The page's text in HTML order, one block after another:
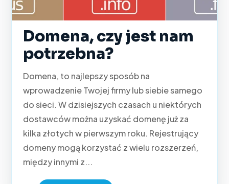
Domena, czy jest nam
potrzebna?
Domena, to najlepszy sposób na
wprowadzenie Twojej firmy lub siebie samego
do sieci. W dzisiejszych czasach u niektórych
dostawców można uzyskać domenę już za
kilka złotych w pierwszym roku. Rejestrujący
domeny mogą korzystać z wielu rozszerzeń,
między innymi z...